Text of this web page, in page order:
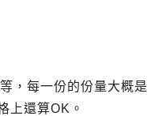
，每一份的份量大概是
上還算OK。